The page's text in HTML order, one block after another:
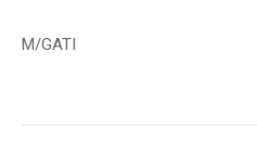
M/GATI